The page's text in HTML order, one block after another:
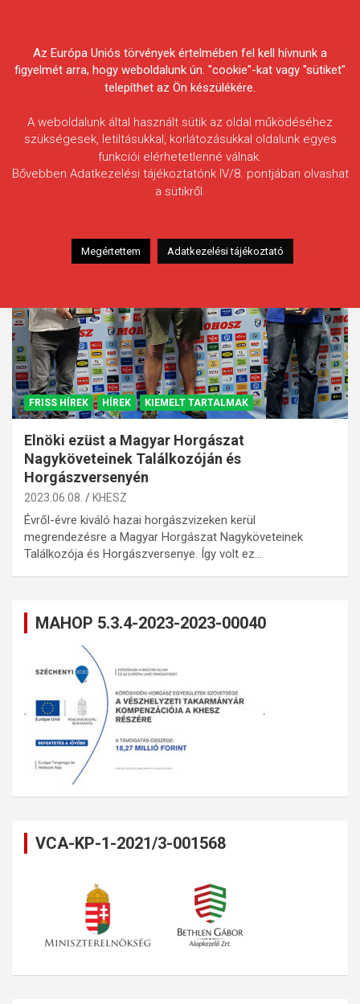
Egyesületek Szövetsége
Címke:
Magyar Horgászat
Nagyköveteinek Találkozója
FRISS HÍREK HÍREK KIEMELT TARTALMAK
Elnöki ezüst a Magyar Horgászat
Nagyköveteinek Találkozóján és
Horgászversenyén
2023.06.08. KHESZ
Évről-évre kiváló hazai horgászvizeken kerül
megrendezésre a Magyar Horgászat Nagyköveteinek
Találkozója és Horgászversenye. Így volt ez…
MAHOP 5.3.4-2023-2023-00040
VCA-KP-1-2021/3-001568
Az Európa Uniós törvények értelmében fel kell hívnunk a
figyelmét arra, hogy weboldalunk ún. "cookie"-kat vagy "sütiket"
telepíthet az Ön készülékére.
A weboldalunk által használt sütik az oldal működéséhez
szükségesek, letiltásukkal, korlátozásukkal oldalunk egyes
funkciói elérhetetlenné válnak.
Bővebben Adatkezelési tájékoztatónk IV/8. pontjában olvashat
a sütikről.
Megértettem Adatkezelési tájékoztató